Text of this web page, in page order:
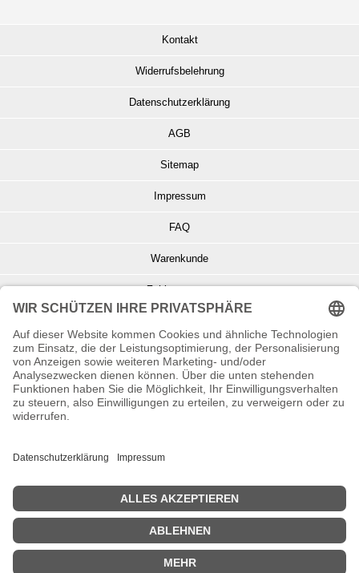
Kontakt
Widerrufsbelehrung
Datenschutzerklärung
AGB
Sitemap
Impressum
FAQ
Warenkunde
Zahlungsarten
Info zu Elektro- u. Elektronikgeräten
Batterieentsorgung
Informationen zur Echtheit von Kundenbewertungen
© Copyright 2026 Wohnambiente-Shop